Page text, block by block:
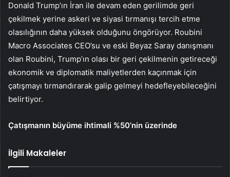
Donald Trump’ın İran ile devam eden gerilimde geri
çekilmek yerine askeri ve siyasi tırmanışı tercih etme
olasılığının daha yüksek olduğunu öngörüyor. Roubini
Macro Associates CEO’su ve eski Beyaz Saray danışmanı
olan Roubini, Trump’ın olası bir geri çekilmenin getireceği
ekonomik ve diplomatik maliyetlerden kaçınmak için
çatışmayı tırmandırarak galip gelmeyi hedefleyebileceğini
belirtiyor.
Çatışmanın büyüme ihtimali %50’nin üzerinde
İlgili Makaleler